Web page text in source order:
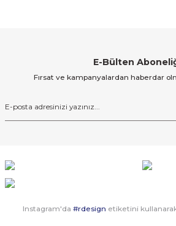
E-Bülten
Fırsat ve kampanyalardan haberdar
Instagram'da #rdesign etiketini